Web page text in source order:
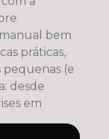
bem
práticas,
pequenas (e
desde
em